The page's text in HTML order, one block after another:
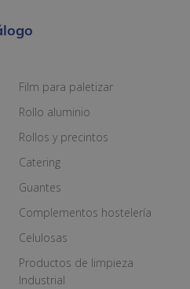
Film para paletizar
Rollo aluminio
Rollos y precintos
Catering
Guantes
Complementos hostelería
Celulosas
Productos de limpieza
Industrial